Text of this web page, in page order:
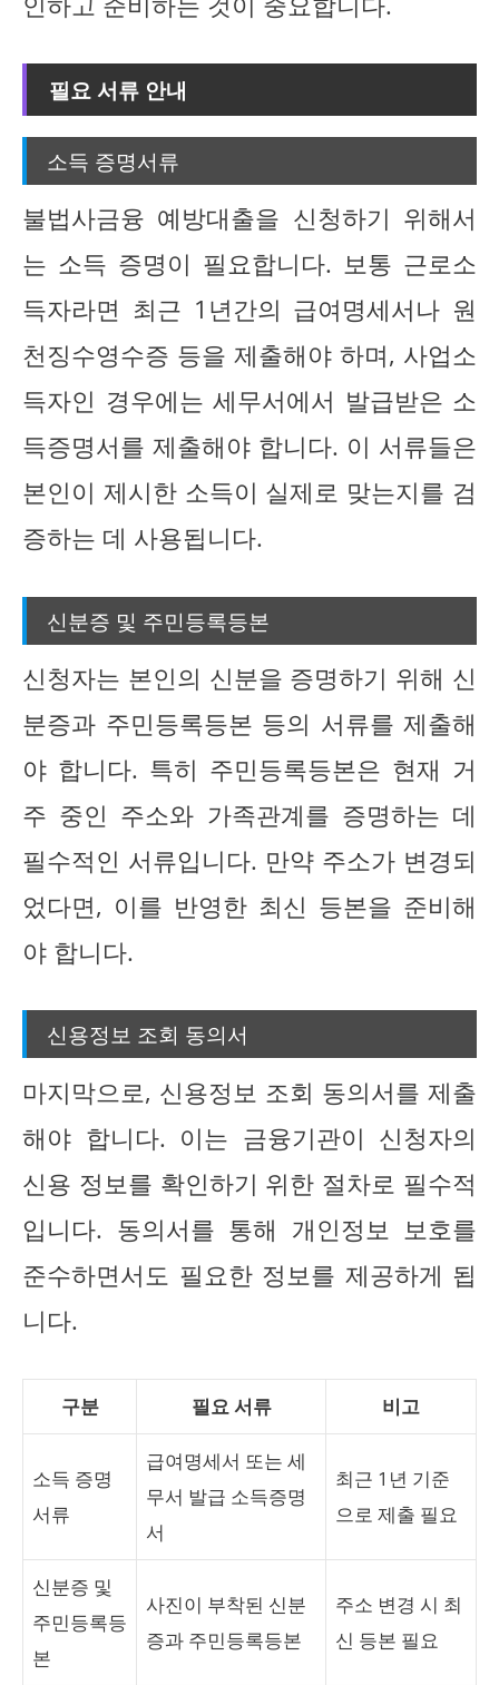
필요 서류 안내
소득 증명서류
불법사금융 예방대출을 신청하기 위해서
는 소득 증명이 필요합니다. 보통 근로소
득자라면 최근 1년간의 급여명세서나 원
천징수영수증 등을 제출해야 하며, 사업소
득자인 경우에는 세무서에서 발급받은 소
득증명서를 제출해야 합니다. 이 서류들은
본인이 제시한 소득이 실제로 맞는지를 검
증하는 데 사용됩니다.
신분증 및 주민등록등본
신청자는 본인의 신분을 증명하기 위해 신
분증과 주민등록등본 등의 서류를 제출해
야 합니다. 특히 주민등록등본은 현재 거
주 중인 주소와 가족관계를 증명하는 데
필수적인 서류입니다. 만약 주소가 변경되
었다면, 이를 반영한 최신 등본을 준비해
야 합니다.
신용정보 조회 동의서
마지막으로, 신용정보 조회 동의서를 제출
해야 합니다. 이는 금융기관이 신청자의
신용 정보를 확인하기 위한 절차로 필수적
입니다. 동의서를 통해 개인정보 보호를
준수하면서도 필요한 정보를 제공하게 됩
니다.
구분 필요 서류 비고
소득 증명
서류
급여명세서 또는 세
무서 발급 소득증명
서
최근 1년 기준
으로 제출 필요
신분증 및
주민등록등
본
사진이 부착된 신분
증과 주민등록등본
주소 변경 시 최
신 등본 필요